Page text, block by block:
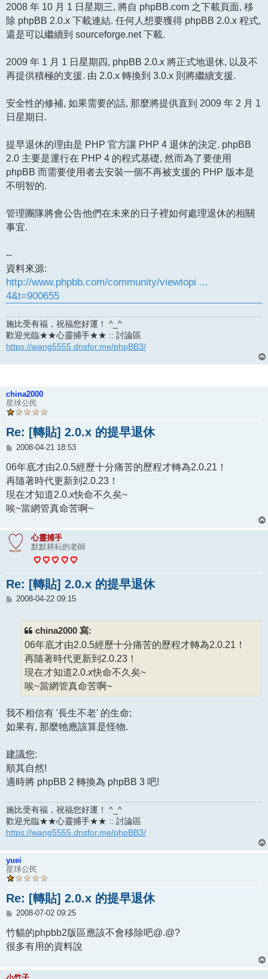
2008 年 10 月 1 日星期三, 將自 phpBB.com 之下載頁面, 移
除 phpBB 2.0.x 下載連結. 任何人想要獲得 phpBB 2.0.x 程式,
還是可以繼續到 sourceforge.net 下載.
2009 年 1 月 1 日星期四, phpBB 2.0.x 將正式地退休, 以及不
再提供積極的支援. 由 2.0.x 轉換到 3.0.x 則將繼續支援.
安全性的修補, 如果需要的話, 那麼將提供直到 2009 年 2 月 1
日星期日.
提早退休的理由是 PHP 官方讓 PHP 4 退休的決定. phpBB
2.0 主要是運行在 PHP 4 的程式基礎, 然而為了要使用
phpBB 而需要使用者去安裝一個不再被支援的 PHP 版本是
不明智的.
管理團隊將會公告他們在未來的日子裡如何處理退休的相關
事宜.
--
資料來源:
http://www.phpbb.com/community/viewtopi ...
4&t=900655
施比受有福，祝福您好運！ ^_^
歡迎光臨★★心靈捕手★★ :: 討論區
https://wang5555.dnsfor.me/phpBB3/
china2000
星球公民
Re: [轉貼] 2.0.x 的提早退休
文
2008-04-21 18:53
06年底才由2.0.5經歷十分痛苦的歷程才轉為2.0.21！
再隨著時代更新到2.0.23！
現在才知道2.0.x快命不久矣~
唉~當網管真命苦啊~
心靈捕手
默默耕耘的老師
Re: [轉貼] 2.0.x 的提早退休
文
2008-04-22 09:15
china2000 寫:
06年底才由2.0.5經歷十分痛苦的歷程才轉為2.0.21！
再隨著時代更新到2.0.23！
現在才知道2.0.x快命不久矣~
唉~當網管真命苦啊~
我不相信有 '長生不老' 的生命;
如果有, 那麼牠應該算是怪物.
建議您:
順其自然!
適時將 phpBB 2 轉換為 phpBB 3 吧!
施比受有福，祝福您好運！ ^_^
歡迎光臨★★心靈捕手★★ :: 討論區
https://wang5555.dnsfor.me/phpBB3/
yuei
星球公民
Re: [轉貼] 2.0.x 的提早退休
文
2008-07-02 09:25
竹貓的phpbb2版區應該不會移除吧@.@?
很多有用的資料說